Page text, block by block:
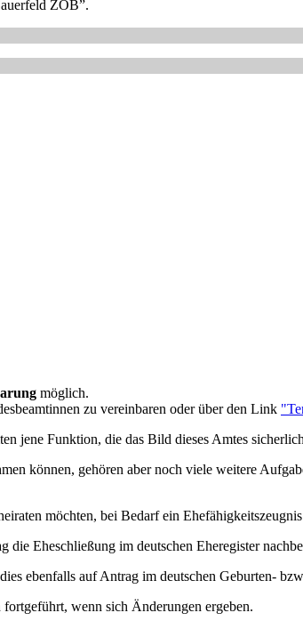
ZOB”.
möglich.
zu vereinbaren oder über den Link
jene Funktion, die das Bild dieses Amtes
können, gehören aber noch viele weitere
möchten, bei Bedarf ein Ehefähigkeitszeugnis
Eheschließung im deutschen Eheregister
ebenfalls auf Antrag im deutschen Geburten-
fortgeführt, wenn sich Änderungen ergeben.